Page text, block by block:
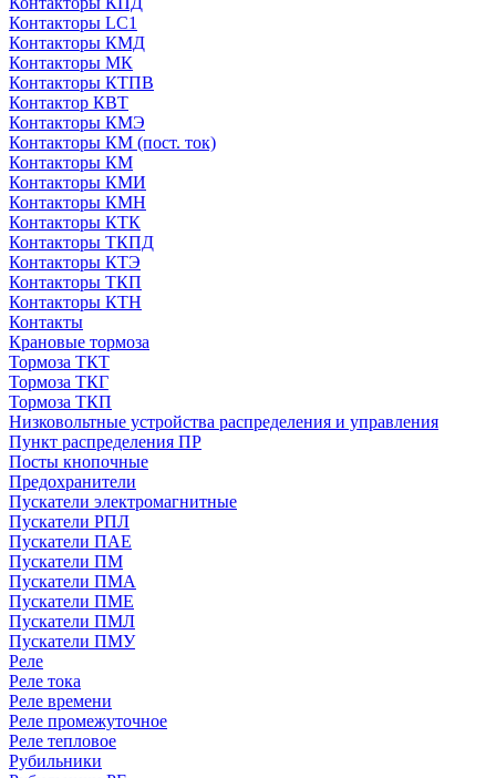
Контакторы LC1
Контакторы КМД
Контакторы МК
Контакторы КТПВ
Контактор КВТ
Контакторы КМЭ
Контакторы КМ (пост. ток)
Контакторы КМ
Контакторы КМИ
Контакторы КМН
Контакторы КТК
Контакторы ТКПД
Контакторы КТЭ
Контакторы ТКП
Контакторы КТН
Контакты
Крановые тормоза
Тормоза ТКТ
Тормоза ТКГ
Тормоза ТКП
Низковольтные устройства распределения и управления
Пункт распределения ПР
Посты кнопочные
Предохранители
Пускатели электромагнитные
Пускатели РПЛ
Пускатели ПАЕ
Пускатели ПМ
Пускатели ПМА
Пускатели ПМЕ
Пускатели ПМЛ
Пускатели ПМУ
Реле
Реле тока
Реле времени
Реле промежуточное
Реле тепловое
Рубильники